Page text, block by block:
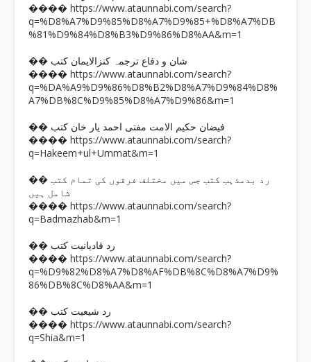
���� https://www.ataunnabi.com/search?
q=%D8%A7%D9%85%D8%A7%D9%85+%D8%A7%DB
%81%D9%84%D8%B3%D9%86%D8%AA&m=1
�� شان و دفاع ترجمہ کنزالایمان کتب
���� https://www.ataunnabi.com/search?
q=%DA%A9%D9%86%D8%B2%D8%A7%D9%84%D8%
A7%DB%8C%D9%85%D8%A7%D9%86&m=1
�� فیضان حکیم الامت مفتی احمد یار خان کتب
���� https://www.ataunnabi.com/search?
q=Hakeem+ul+Ummat&m=1
�� رد بدمذہب کتب جس میں مختلف فرقوں کی تمام کتب
شامل ہیں
���� https://www.ataunnabi.com/search?
q=Badmazhab&m=1
�� رد قادیانیت کتب
���� https://www.ataunnabi.com/search?
q=%D9%82%D8%A7%D8%AF%DB%8C%D8%A7%D9%
86%DB%8C%D8%AA&m=1
�� رد شیعیت کتب
���� https://www.ataunnabi.com/search?
q=Shia&m=1